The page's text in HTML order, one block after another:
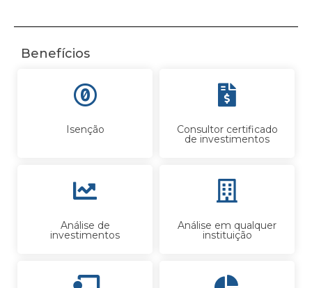
Benefícios
Isenção Consultor certificado
de investimentos
Análise de
investimentos
Análise em qualquer
instituição